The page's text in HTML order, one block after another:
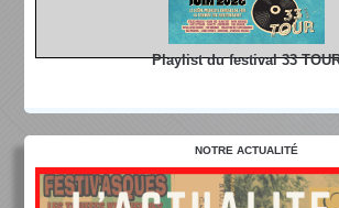
Playlist du festival 33
NOTRE ACTUALITÉ